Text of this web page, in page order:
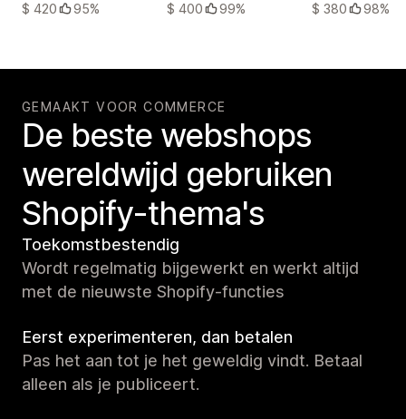
$ 420
95%
$ 400
99%
$ 380
98%
GEMAAKT VOOR COMMERCE
De beste webshops
wereldwijd gebruiken
Shopify-thema's
Toekomstbestendig
Wordt regelmatig bijgewerkt en werkt altijd
met de nieuwste Shopify-functies
Eerst experimenteren, dan betalen
Pas het aan tot je het geweldig vindt. Betaal
alleen als je publiceert.